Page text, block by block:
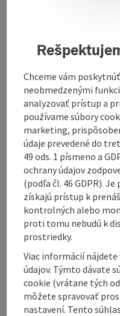
In addition, the guest
We are happy to take
Contact
Opening hours
Kitchen
Prices
Arrival
Chceme vám
neobmedzenými
analyzovať prístup a
používame súbory
marketing,
údaje prevedené do
49 ods. 1 písmeno a
ochrany údajov
(podľa čl. 46 GDPR).
získajú prístup k
kontrolných alebo
proti tomu nebudú k
prostriedky.
Viac informácií nájdete
údajov. Týmto dávate
cookie (vrátane tých
môžete spravovať
nastavení. Tento